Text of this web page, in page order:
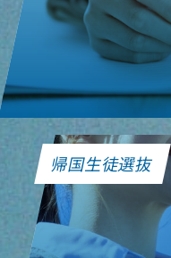
帰国生徒選抜